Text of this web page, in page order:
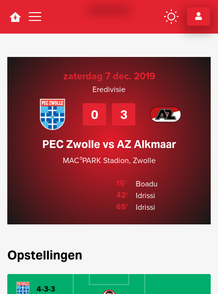
Navigation
zaterdag 7 dec. 2019
Eredivisie
0 3
PEC Zwolle vs AZ Alkmaar
MAC³PARK Stadion, Zwolle
15' Boadu
42' Idrissi
65' Idrissi
Opstellingen
4-3-3